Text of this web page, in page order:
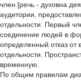
член [речь - духовна
аудитории,
отдельности. Первый
соединение людей в
определенный отказ от
отдельности.
временную.
По общим правилам